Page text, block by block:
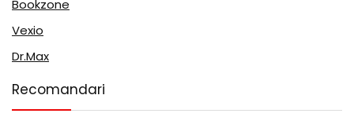
Bookzone
Vexio
Dr.Max
Recomandari